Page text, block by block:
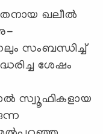
ഖലീല്‍
സംബന്ധിച്ച്
ശേഷം
സ്വൂഫികളായ